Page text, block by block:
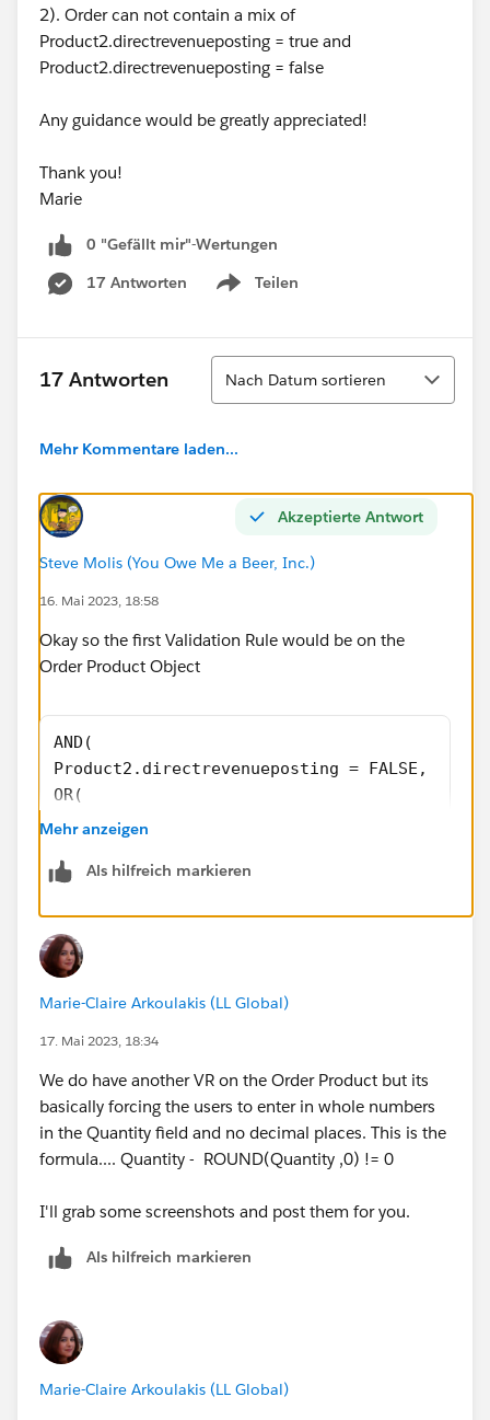
2). Order can not contain a mix of
Product2.directrevenueposting = true and
Product2.directrevenueposting = false
Any guidance would be greatly appreciated!
Thank you!
Marie
0 "Gefällt mir"-Wertungen
17 Antworten
Teilen
Show menu
17 Antworten
Sortieren
Nach Datum sortieren
Mehr Kommentare laden...
Akzeptierte Antwort
Steve Molis (You Owe Me a Beer, Inc.)
16. Mai 2023, 18:58
Okay so the first Validation Rule would be on the
Order Product Object
AND(
Product2.directrevenueposting = FALSE,
OR(
ISBLANK( StartDate ),
)
Mehr anzeigen
Als hilfreich markieren
Marie-Claire Arkoulakis (LL Global)
17. Mai 2023, 18:34
We do have another VR on the Order Product but its
basically forcing the users to enter in whole numbers
in the Quantity field and no decimal places. This is the
formula.... Quantity - ROUND(Quantity ,0) != 0
I'll grab some screenshots and post them for you.
Als hilfreich markieren
Marie-Claire Arkoulakis (LL Global)